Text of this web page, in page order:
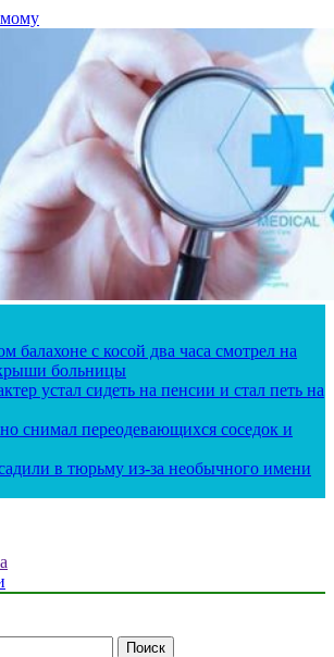
балахоне с косой два часа смотрел на
больницы
устал сидеть на пенсии и стал петь на
снимал переодевающихся соседок и
в тюрьму из-за необычного имени